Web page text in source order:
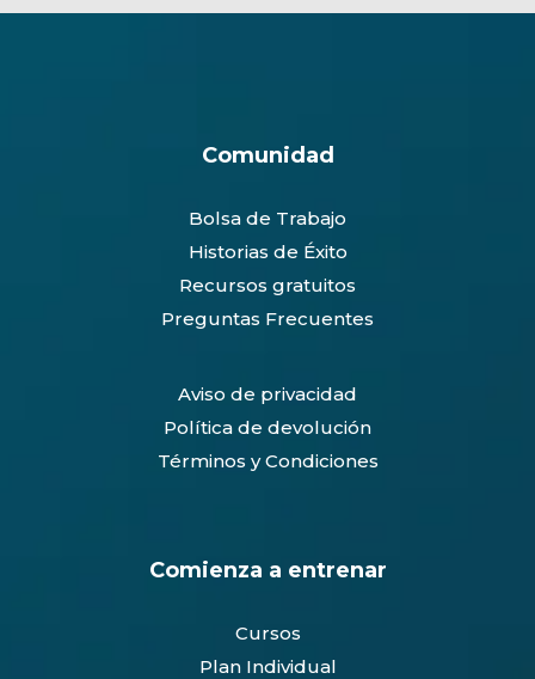
Comunidad
Bolsa de Trabajo
Historias de Éxito
Recursos gratuitos
Preguntas Frecuentes
Aviso de privacidad
Política de devolución
Términos y Condiciones
Comienza a entrenar
Cursos
Plan Individual